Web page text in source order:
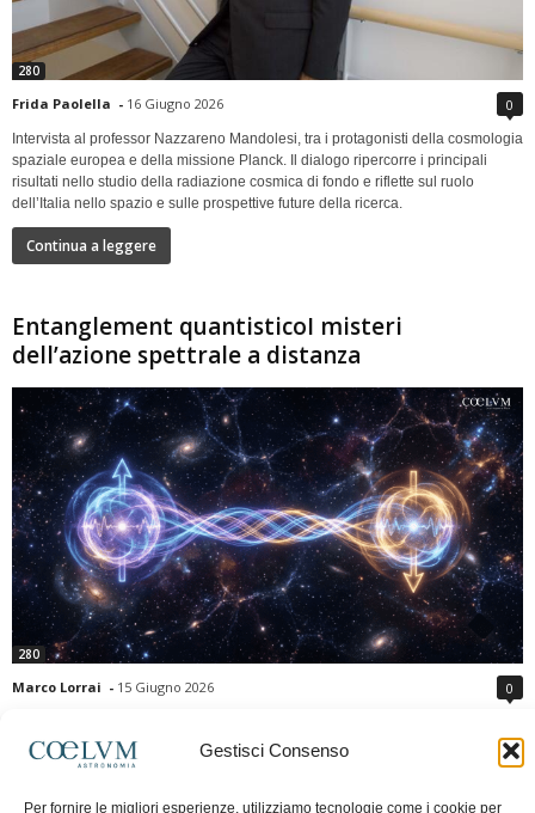
Gestisci Consenso
Per fornire le migliori esperienze, utilizziamo tecnologie come i cookie per
280
Frida Paolella - 16 Giugno 2026 0
Intervista al professor Nazzareno Mandolesi, tra i protagonisti della cosmologia
spaziale europea e della missione Planck. Il dialogo ripercorre i principali
risultati nello studio della radiazione cosmica di fondo e riflette sul ruolo
dell’Italia nello spazio e sulle prospettive future della ricerca.
Continua a leggere
Entanglement quantisticoI misteri
dell’azione spettrale a distanza
280
Marco Lorrai - 15 Giugno 2026 0
moderna: due particelle possono mostrare correlazioni che sembrano ignorare
la distanza che le separa. Gli esperimenti e i teoremi di Bell hanno escluso le
previsioni della meccanica quantistica. Nonostante ciò, l'entanglement non